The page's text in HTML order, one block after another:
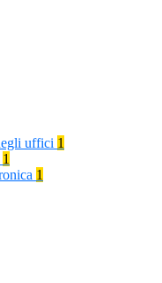
uffici 1
1
1